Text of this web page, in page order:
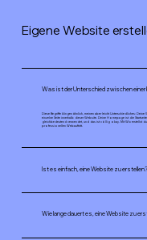
Eigene Website
Was ist der Unterschied zwischen
Diese Begriffe klingen ähnlich, meinen aber leicht Unterschiedliches:
einzelne Seite innerhalb dieser Website. Deine Homepage ist die
gleichbedeutend verwendet, und das ist völlig okay. Mit Wix erstellst
professionellen Webauftritt.
Ist es einfach, eine Website zu erstellen?
Wie lange dauert es, eine Website zu